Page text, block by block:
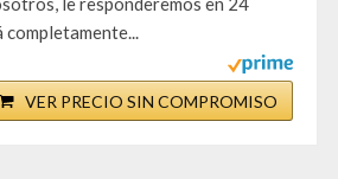
completamente...
VER PRECIO SIN COMPROMISO